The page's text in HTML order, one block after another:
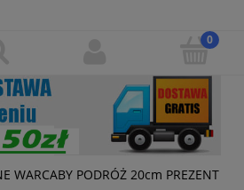
WARCABY PODRÓŻ 20cm PREZENT